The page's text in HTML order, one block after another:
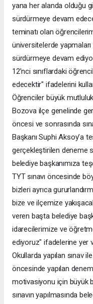
yana her alanda olduğu
sürdürmeye devam
teminatı olan
üniversitelerde
sürdürmeye devam
12’nci sınıflardaki
edecektir" ifadelerini
Öğrenciler büyük
Bozova ilçe genelinde
öncesi ve sonrasında
Başkanı Suphi Aksoy’a
gerçekleştirilen deneme
belediye başkanımıza
TYT sınavı öncesinde
bizleri ayrıca
bize ve ilçemize
veren başta belediye
idarecilerimize ve
ediyoruz" ifadelerine yer
Okullarda yapılan sınav
öncesinde yapılan
motivasiyonu için büyük
sınavın yapılmasında